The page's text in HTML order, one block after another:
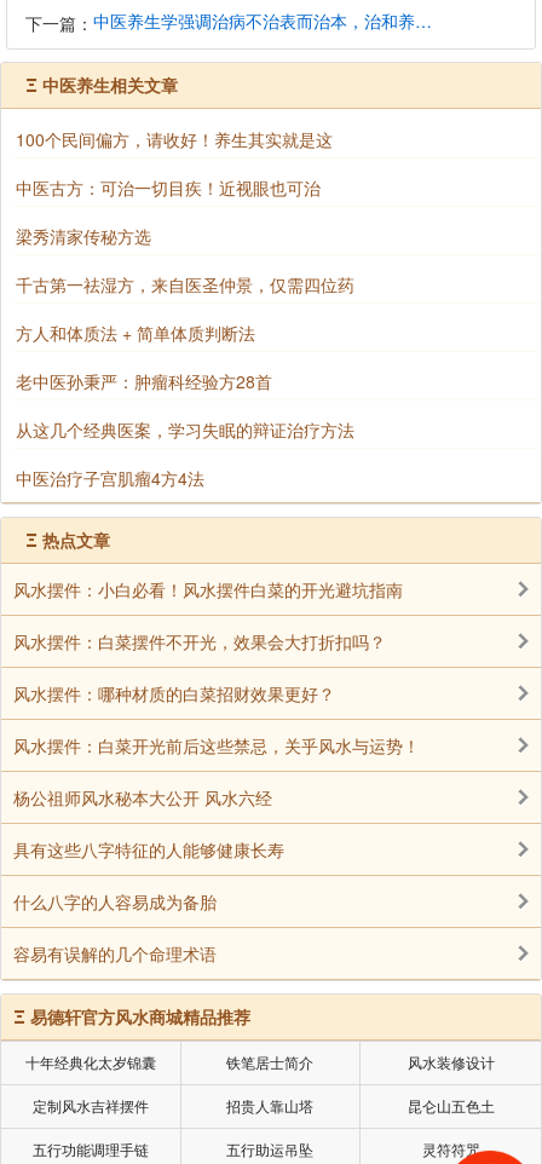
南无智慧胜佛
南无弥勒仙光佛
南无善寂月音妙尊智王佛
南无世净光佛
南无龙种上尊王佛
南无日月光佛
南无日月珠光佛
南无常光幢(chuáng)佛
南无观世灯佛
南无慧威灯王佛
南无法胜王佛
南无须弥光佛
南无须曼那华光佛
南无优坛钵罗华殊胜王佛
南无大慧力王佛
南无阿閦(chù)毘(pí)欢喜光佛
南无无量音声王佛
南无才光佛
南无金海光佛
南无山海慧自在通王佛
南无大通光佛
南无一切法常满王佛
下一篇： 中医养生学强调治病不治表而治本，治和养兼顾是有必要的
Ξ 中医养生相关文章
100个民间偏方，请收好！养生其实就是这
中医古方：可治一切目疾！近视眼也可治
梁秀清家传秘方选
千古第一祛湿方，来自医圣仲景，仅需四位药
方人和体质法 + 简单体质判断法
老中医孙秉严：肿瘤科经验方28首
从这几个经典医案，学习失眠的辩证治疗方法
中医治疗子宫肌瘤4方4法
Ξ 热点文章
风水摆件：小白必看！风水摆件白菜的开光避坑指南
风水摆件：白菜摆件不开光，效果会大打折扣吗？
风水摆件：哪种材质的白菜招财效果更好？
风水摆件：白菜开光前后这些禁忌，关乎风水与运势！
杨公祖师风水秘本大公开 风水六经
具有这些八字特征的人能够健康长寿
什么八字的人容易成为备胎
容易有误解的几个命理术语
Ξ 易德轩官方风水商城精品推荐
十年经典化太岁锦囊 铁笔居士简介 风水装修设计
定制风水吉祥摆件 招贵人靠山塔 昆仑山五色土
五行功能调理手链 五行助运吊坠 灵符符咒